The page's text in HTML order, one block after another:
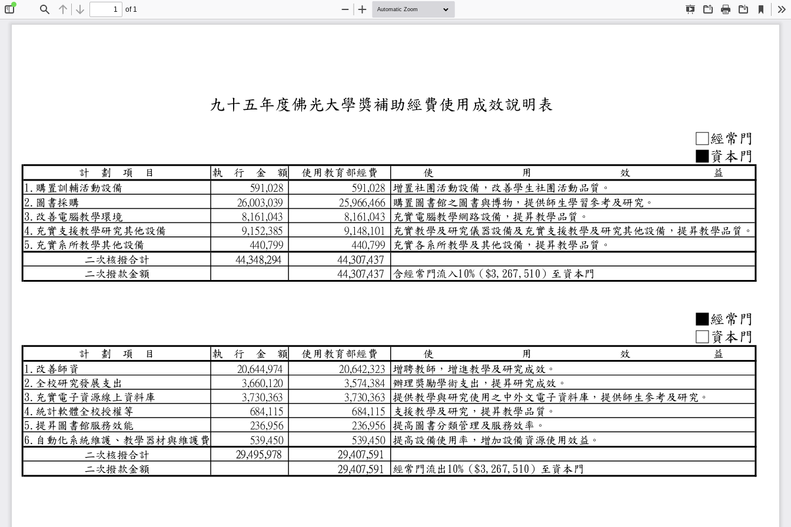
Sidebar
Find Previous
Next
of 1
Presentation
Mode
OpenPrint Download
Current
View
Zoom
Out
Zoom
In
額
額
九十五年度佛光大學獎補助經費使用成效說明表
□經常
■資本
計 劃 項 目 執 行 金 使用教育部經費 使 用 效
益
1.購置訓輔活動設備
591,028 591,028增置社團活動設備，改善學生社團活動品質。
2.圖書採購
26,003,039 25,966,466購置圖書館之圖書與博物，提供師生學習參考及研
3.改善電腦教學環境
8,161,043 8,161,043充實電腦教學網路設備，提昇教學品質。
4.充實支援教學研究其他設備9,152,385 9,148,101充實教學及研究儀器設備及充實支援教學及研究其
5.充實系所教學其他設備
440,799 440,799充實各系所教學及其他設備，提昇教學品質。
二次核撥合計
44,348,294
44,307,437
二次撥款金額
44,307,437含經常門流入10%（$3,267,510）至資本門
■經常
□資本
計 劃 項 目 執 行 金 使用教育部經費 使 用 效
益
1.改善師資
20,644,974 20,642,323增聘教師，增進教學及研究成效。
2.全校研究發展支出
3,660,120 3,574,384辦理獎勵學術支出，提昇研究成效。
3.充實電子資源線上資料庫
3,730,363 3,730,363提供教學與研究使用之中外文電子資料庫，提供師
4.統計軟體全校授權等
684,115 684,115支援教學及研究，提昇教學品質。
5.提昇圖書館服務效能
236,956 236,956提高圖書分類管理及服務效率。
6.自動化系統維護、教學器材與維護費
539,450 539,450提高設備使用率，增加設備資源使用效益。
二次核撥合計
29,495,978
29,407,591
二次撥款金額
29,407,591經常門流出10%（$3,267,510）至資本門